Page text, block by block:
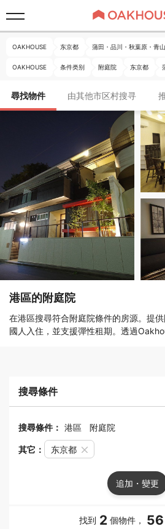
OAKHOUSE 东京都 蒲田・品川・秋葉原・青
OAKHOUSE 条件类别 附庭院 东京都
尋找物件 由其他市区村搜寻
港區的附庭院
在港區搜尋符合附庭院條件的房源。提
國人入住，並支援彈性租期。透過
搜尋條件
搜尋條件： 港區 附庭院
其它： 东京都
追加・變更
找到 2 個物件， 56